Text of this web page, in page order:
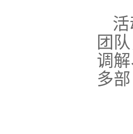
团
调
多